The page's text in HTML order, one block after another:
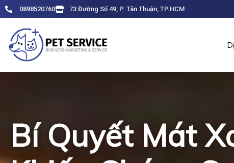
to
content
0898520760 73 Đường Số 49, P. Tân Thuận, TP.HCM
Bí Quyết Mát